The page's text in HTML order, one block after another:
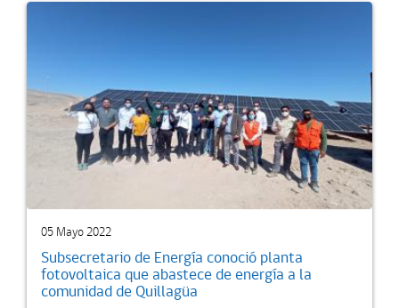
05 Mayo 2022
Subsecretario de Energía conoció planta
fotovoltaica que abastece de energía a la
comunidad de Quillagüa